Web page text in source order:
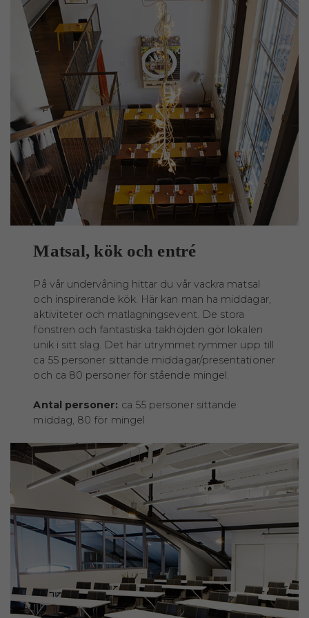
Matsal, kök och entré
På vår undervåning hittar du vår vackra matsal
och inspirerande kök. Här kan man ha middagar,
aktiviteter och matlagningsevent. De stora
fönstren och fantastiska takhöjden gör lokalen
unik i sitt slag. Det här utrymmet rymmer upp till
ca 55 personer sittande middagar/presentationer
och ca 80 personer för stående mingel.
Antal personer: ca 55 personer sittande
middag, 80 för mingel